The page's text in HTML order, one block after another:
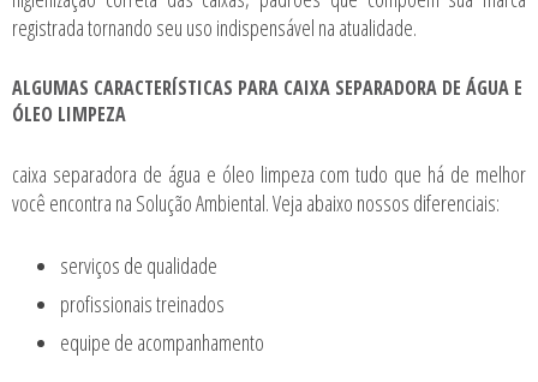
registrada tornando seu uso indispensável na atualidade.
ALGUMAS CARACTERÍSTICAS PARA CAIXA SEPARADORA DE ÁGUA E
ÓLEO LIMPEZA
caixa separadora de água e óleo limpeza com tudo que há de melhor
você encontra na Solução Ambiental. Veja abaixo nossos diferenciais:
serviços de qualidade
profissionais treinados
equipe de acompanhamento